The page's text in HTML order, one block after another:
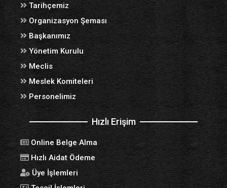
Tarihçemiz
Organizasyon Şeması
Başkanımız
Yönetim Kurulu
Meclis
Meslek Komiteleri
Personelimiz
Hızlı Erişim
Online Belge Alma
Hızlı Aidat Ödeme
Üye İşlemleri